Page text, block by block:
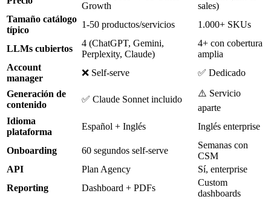
Growth
sales)
Tamaño catálogo
típico
1-50 productos/servicios 1.000+ SKUs
LLMs cubiertos
4 (ChatGPT, Gemini,
Perplexity, Claude)
4+ con cobertura
amplia
Account
manager
❌ Self-serve ✅ Dedicado
Generación de
contenido
✅ Claude Sonnet incluido
⚠️ Servicio
aparte
Idioma
plataforma
Español + Inglés Inglés enterprise
Onboarding 60 segundos self-serve
Semanas con
CSM
API
Plan Agency
Sí, enterprise
Reporting
Dashboard + PDFs
Custom
dashboards